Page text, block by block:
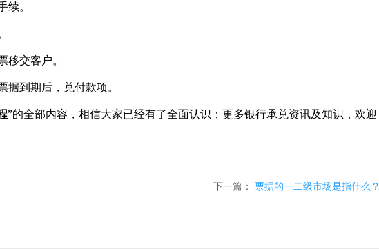
。
交客户。
到期后，兑付款项。
”的全部内容，相信大家已经有了全面认识；更多银行承兑资讯及知识，欢迎
下一篇： 票据的一二级市场是指什么？